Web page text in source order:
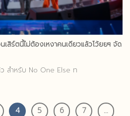
สิร์ตนี้ไม่ต้องเหงาคนเดียวแล้วโว้ยยฯ จัด
สำหรับ No One Else ท
4 5 6 7
…